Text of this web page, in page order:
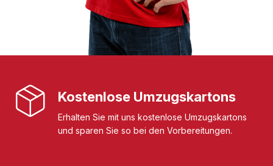
Kostenlose Umzugskartons
Erhalten Sie mit uns kostenlose Umzugskartons
und sparen Sie so bei den Vorbereitungen.